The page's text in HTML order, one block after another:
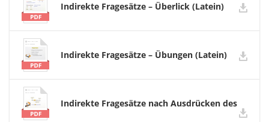
Indirekte Fragesätze – Überlick (Latein)
Indirekte Fragesätze – Übungen (Latein)
Indirekte Fragesätze nach Ausdrücken des